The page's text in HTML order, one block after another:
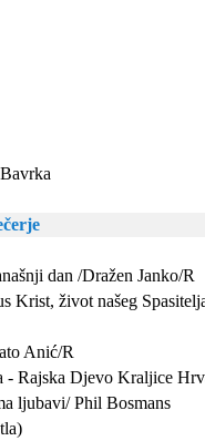
dan /Dražen Janko/R
Krist, život našeg
Anić/R
- Rajska Djevo Kraljice
ljubavi/ Phil Bosmans